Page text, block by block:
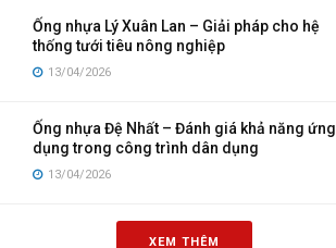
Ống nhựa Lý Xuân Lan – Giải pháp cho hệ
thống tưới tiêu nông nghiệp
13/04/2026
Ống nhựa Đệ Nhất – Đánh giá khả năng ứng
dụng trong công trình dân dụng
13/04/2026
XEM THÊM